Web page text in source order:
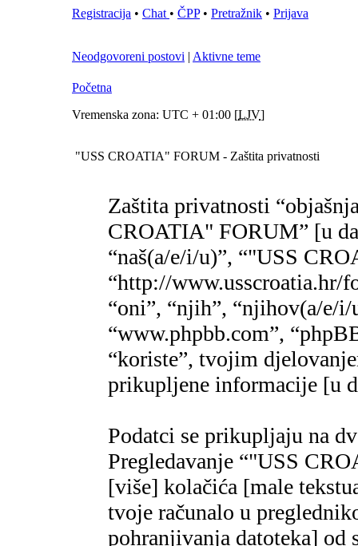
Registracija • Chat • ČPP• Pretražnik • Prijava
Neodgovoreni postovi | Aktivne teme
Početna
Vremenska zona: UTC + 01:00 [LJV]
"USS CROATIA" FORUM - Zaštita privatnosti
Zaštita privatnosti
CROATIA" FORUM” [u
“naš(a/e/i/u)”, “"USS
“http://www.usscroatia.hr/
“oni”, “njih”, “njihov(a/e/
“www.phpbb.com”,
“koriste”, tvojim
prikupljene informacije [u
Podatci se prikupljaju na
Pregledavanje “"USS
[više] kolačića [male
tvoje računalo u
pohranjivanja datoteka] od